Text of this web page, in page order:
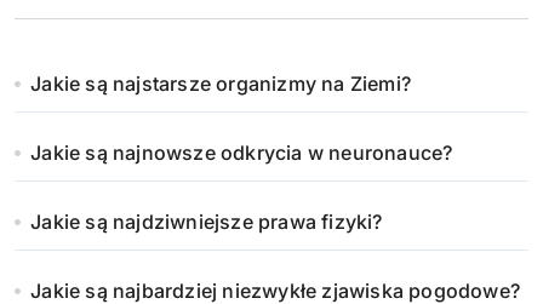
Jakie są najstarsze organizmy na Ziemi?
Jakie są najnowsze odkrycia w neuronauce?
Jakie są najdziwniejsze prawa fizyki?
Jakie są najbardziej niezwykłe zjawiska pogodowe?